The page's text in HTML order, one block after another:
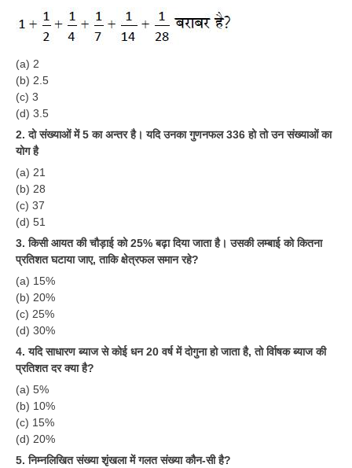
RRB J.E. Solved Papers
RRB Group-D Sample Papers
RRB EXAM : ENGLISH
RRB ALP
Loco Pilot Papers PDF
ALP Study Notes
ALP Study Notes (हिन्दी HINDI)
ALP Model Questions
Psychological Tests
RRB NTPC
(a) 2
(b) 2.5
(c) 3
(d) 3.5
2. दो संख्याओं में 5 का अन्तर है। यदि उनका गुणनफल 336 हो तो उन संख्याओं का
योग है
(a) 21
(b) 28
(c) 37
(d) 51
3. किसी आयत की चौड़ाई को 25% बढ़ा दिया जाता है। उसकी लम्बाई को कितना
प्रतिशत घटाया जाए, ताकि क्षेत्रफल समान रहे?
(a) 15%
(b) 20%
(c) 25%
(d) 30%
4. यदि साधारण ब्याज से कोई धन 20 वर्ष में दोगुना हो जाता है, तो र्वािषक ब्याज की
प्रतिशत दर क्या है?
(a) 5%
(b) 10%
(c) 15%
(d) 20%
5. निम्नलिखित संख्या शृंखला में गलत संख्या कौन-सी है?